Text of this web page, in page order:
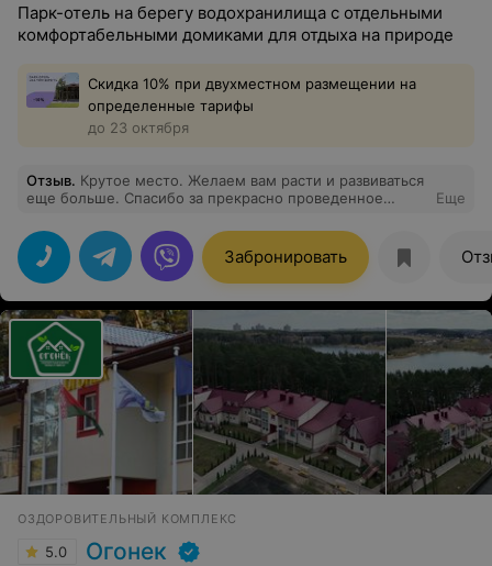
Парк-отель на берегу водохранилища с отдельными
комфортабельными домиками для отдыха на природе
Скидка 10% при двухместном размещении на
определенные тарифы
до 23 октября
Отзыв. Крутое место. Желаем вам расти и развиваться
еще больше. Спасибо за прекрасно проведенное
Еще
Забронировать
ОЗДОРОВИТЕЛЬНЫЙ КОМПЛЕКС
5.0 Огонек